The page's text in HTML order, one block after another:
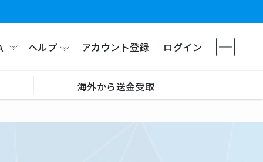
ヘルプ アカウント登録 ログイン
海外から送金受取